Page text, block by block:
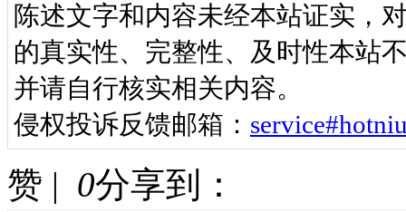
陈述文字和内容未经本站证实，
的真实性、完整性、及时性本站
并请自行核实相关内容。
侵权投诉反馈邮箱：
赞 | 0分享到：